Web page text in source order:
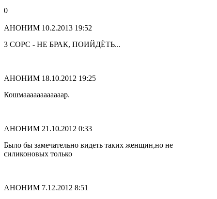
0
АНОНИМ 10.2.2013 19:52
3 СОРС - НЕ БРАК, ПОИЙДЁТЬ...
АНОНИМ 18.10.2012 19:25
Кошмаааааааааааар.
АНОНИМ 21.10.2012 0:33
Было бы замечательно видеть таких женщин,но не
силиконовых только
АНОНИМ 7.12.2012 8:51